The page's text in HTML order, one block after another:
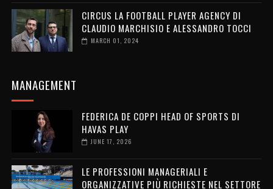
CIRCUS LA FOOTBALL PLAYER AGENCY DI
CLAUDIO MARCHISIO E ALESSANDRO TOCCI
MARCH 01, 2024
MANAGEMENT
FEDERICA DE COPPI HEAD OF SPORTS DI
HAVAS PLAY
JUNE 17, 2026
LE PROFESSIONI MANAGERIALI E
ORGANIZZATIVE PIÙ RICHIESTE NEL SETTORE